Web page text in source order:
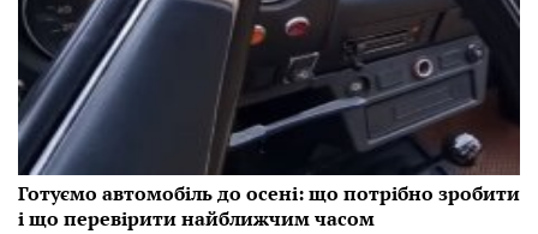
Готуємо автомобіль до осені: що потрібно зробити
і що перевірити найближчим часом